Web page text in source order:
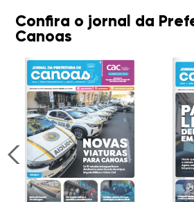
Confira o jornal da
Canoas